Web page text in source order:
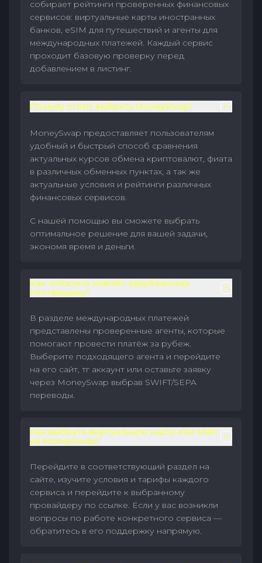
собирает рейтинги проверенных финансовых
сервисов: виртуальные карты иностранных
банков, eSIM для путешествий и агенты для
международных платежей. Каждый сервис
проходит базовую проверку перед
добавлением в листинг.
Почему стоит выбрать MoneySwap?
MoneySwap предоставляет пользователям
удобный и быстрый способ сравнения
актуальных курсов обмена криптовалют, фиата
в различных обменных пунктах, а так же
актуальные условия и рейтинги различных
финансовых сервисов.
С нашей помощью вы сможете выбрать
оптимальное решение для вашей задачи,
экономя время и деньги.
Как оплатить инвойс зарубежному
поставщику?
В разделе международных платежей
представлены проверенные агенты, которые
помогают провести платёж за рубеж.
Выберите подходящего агента и перейдите
на его сайт, тг аккаунт или оставьте заявку
через MoneySwap выбрав SWIFT/SEPA
переводы.
Как выбрать виртуальную карту или eSIM
на MoneySwap?
Перейдите в соответствующий раздел на
сайте, изучите условия и тарифы каждого
сервиса и перейдите к выбранному
провайдеру по ссылке. Если у вас возникли
вопросы по работе конкретного сервиса —
обратитесь в его поддержку напрямую.